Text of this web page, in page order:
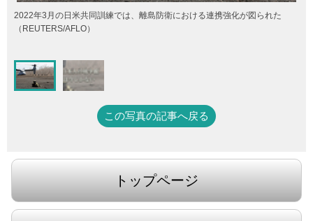
2022年3月の日米共同訓練では、離島防衛における連携強化が図られた
（REUTERS/AFLO）
この写真の記事へ戻る
トップページ